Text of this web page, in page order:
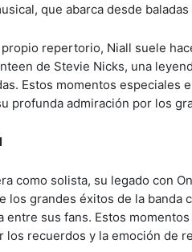
que abarca desde
repertorio, Niall suele
de Stevie Nicks, una
Estos momentos
profunda admiración por los
como solista, su legado con
grandes éxitos de la banda
sus fans. Estos
recuerdos y la emoción de